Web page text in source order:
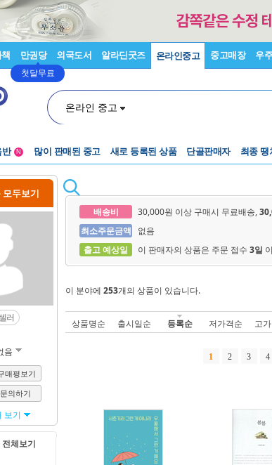
만권당
첫달무료
외국도서 알라딘굿즈 온라인중고 중고매장 우
온라인 중고
반
N 많이 판매된 중고 새로 등록된 상품 단골판매자 최종
모두보기
러
음
매평보기
의하기
보기
체보기
배송비 30,000원 이상 구매시 무료배송,
최소주문금액
없음
출고 예상일
이 판매자의 상품은 주문 접수 3일
이 분야에 253개의 상품이 있습니다.
상품명순 출시일순 등록순 저가격순 고
1 2 3 4